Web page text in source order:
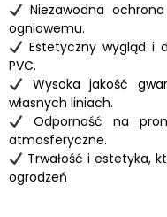
Niezawodna
ogniowemu.
Estetyczny wygląd i
PVC.
Wysoka jakość
własnych liniach.
Odporność na
atmosferyczne.
Trwałość i estetyka,
ogrodzeń